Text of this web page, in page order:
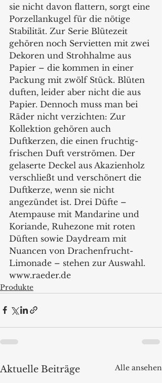
sie nicht davon flattern, sorgt eine
Porzellankugel für die nötige
Stabilität. Zur Serie Blütezeit
gehören noch Servietten mit zwei
Dekoren und Strohhalme aus
Papier – die kommen in einer
Packung mit zwölf Stück. Blüten
duften, leider aber nicht die aus
Papier. Dennoch muss man bei
Räder nicht verzichten: Zur
Kollektion gehören auch
Duftkerzen, die einen fruchtig-
frischen Duft verströmen. Der
gelaserte Deckel aus Akazienholz
verschließt und verschönert die
Duftkerze, wenn sie nicht
angezündet ist. Drei Düfte –
Atempause mit Mandarine und
Koriande, Ruhezone mit roten
Düften sowie Daydream mit
Nuancen von Drachenfrucht-
Limonade – stehen zur Auswahl.
www.raeder.de
Produkte
Aktuelle Beiträge Alle ansehen